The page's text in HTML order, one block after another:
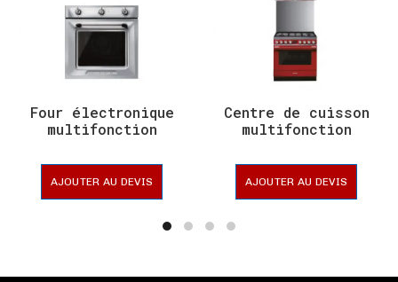
Four électronique
multifonction
AJOUTER AU DEVIS
Centre de cuisson
multifonction
AJOUTER AU DEVIS